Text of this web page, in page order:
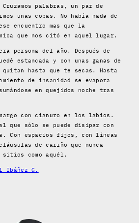
palabras, un par de
unas copas. No había nada de
encuentro mas que la
que nos citó en aquel lugar.
persona del año. Después de
estancada y con unas ganas de
hasta que te secas. Hasta
de insanidad se evapora
en quejidos noche tras
con cianuro en los labios.
que sólo se puede disipar con
Con espacios fijos, con líneas
de cariño que nunca
sitios como aquél.
Ibáñez G.